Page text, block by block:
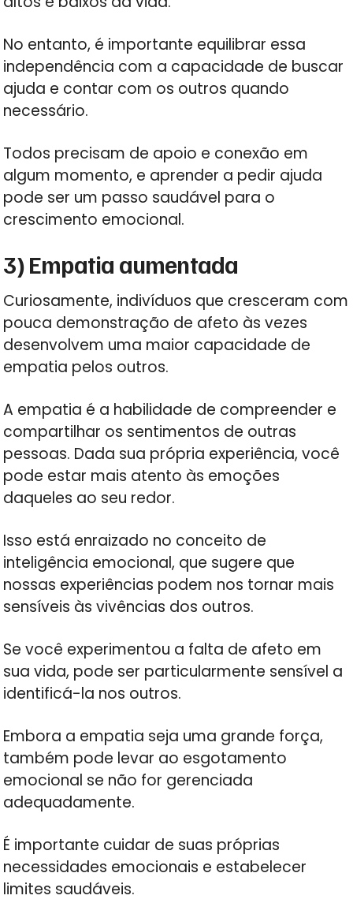
No entanto, é importante equilibrar essa
independência com a capacidade de buscar
ajuda e contar com os outros quando
necessário.
Todos precisam de apoio e conexão em
algum momento, e aprender a pedir ajuda
pode ser um passo saudável para o
crescimento emocional.
3) Empatia aumentada
Curiosamente, indivíduos que cresceram com
pouca demonstração de afeto às vezes
desenvolvem uma maior capacidade de
empatia pelos outros.
A empatia é a habilidade de compreender e
compartilhar os sentimentos de outras
pessoas. Dada sua própria experiência, você
pode estar mais atento às emoções
daqueles ao seu redor.
Isso está enraizado no conceito de
inteligência emocional, que sugere que
nossas experiências podem nos tornar mais
sensíveis às vivências dos outros.
Se você experimentou a falta de afeto em
sua vida, pode ser particularmente sensível a
identificá-la nos outros.
Embora a empatia seja uma grande força,
também pode levar ao esgotamento
emocional se não for gerenciada
adequadamente.
É importante cuidar de suas próprias
necessidades emocionais e estabelecer
limites saudáveis.